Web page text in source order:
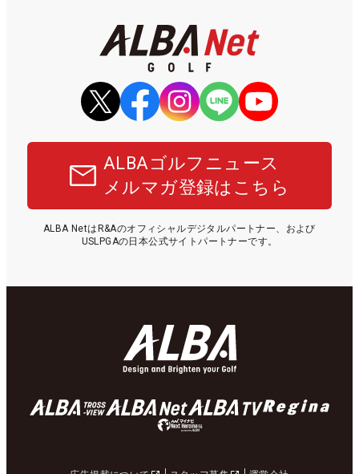
ALBAゴルフニュース
メルマガ登録はこちら
ALBA NetはR&Aのオフィシャルデジタルパートナー、および
USLPGAの日本公式サイトパートナーです。